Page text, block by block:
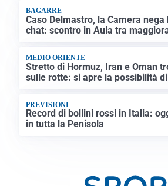
BAGARRE
Caso Delmastro, la Camera nega
chat: scontro in Aula tra
MEDIO ORIENTE
Stretto di Hormuz, Iran e Oman
sulle rotte: si apre la possibilità
PREVISIONI
Record di bollini rossi in Italia:
in tutta la Penisola